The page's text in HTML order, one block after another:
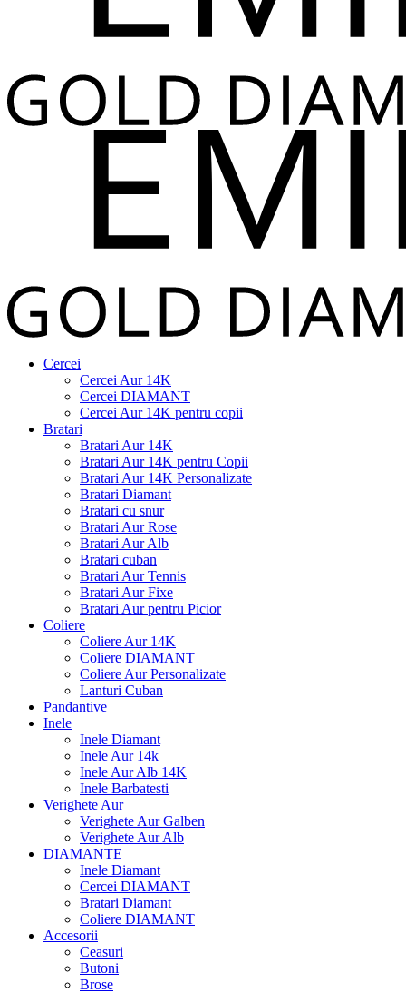
Cercei
Cercei Aur 14K
Cercei DIAMANT
Cercei Aur 14K pentru copii
Bratari
Bratari Aur 14K
Bratari Aur 14K pentru Copii
Bratari Aur 14K Personalizate
Bratari Diamant
Bratari cu snur
Bratari Aur Rose
Bratari Aur Alb
Bratari cuban
Bratari Aur Tennis
Bratari Aur Fixe
Bratari Aur pentru Picior
Coliere
Coliere Aur 14K
Coliere DIAMANT
Coliere Aur Personalizate
Lanturi Cuban
Pandantive
Inele
Inele Diamant
Inele Aur 14k
Inele Aur Alb 14K
Inele Barbatesti
Verighete Aur
Verighete Aur Galben
Verighete Aur Alb
DIAMANTE
Inele Diamant
Cercei DIAMANT
Bratari Diamant
Coliere DIAMANT
Accesorii
Ceasuri
Butoni
Brose